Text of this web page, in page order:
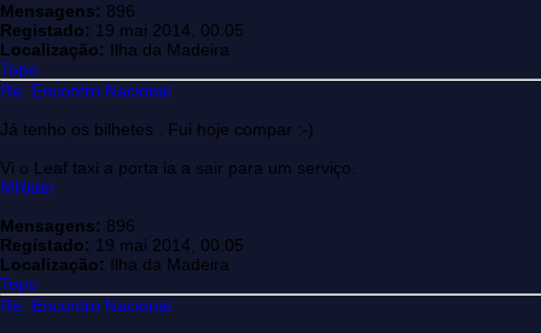
Mensagens: 896
Registado: 19 mai 2014, 00:05
Localização: Ilha da Madeira
Topo
Re: Encontro Nacional
Já tenho os bilhetes . Fui hoje compar :-)
Vi o Leaf taxi a porta ia a sair para um serviço.
MRider
Mensagens: 896
Registado: 19 mai 2014, 00:05
Localização: Ilha da Madeira
Topo
Re: Encontro Nacional